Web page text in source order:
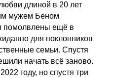
длиной в 20 лет
мужем Беном
ещё в
для поклонников
семьи. Спустя
начать всё заново.
году, но спустя три